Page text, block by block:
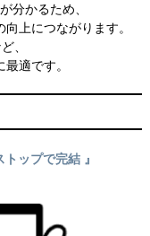
分かるため、
上につながります。
、
適です。
ップで完結 』